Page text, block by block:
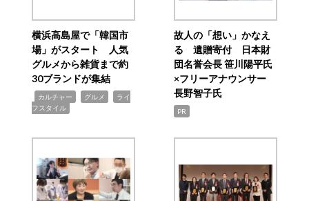
横浜高島屋で「韓国市
場」がスタート 人気
グルメから雑貨まで約
30ブランドが集結
カルチャー グルメ
ライ
フスタイル
故人の「想い」かなえ
る 遺贈寄付 日本財
団名誉会長 笹川陽平氏
×フリーアナウンサー
長野智子氏
PR